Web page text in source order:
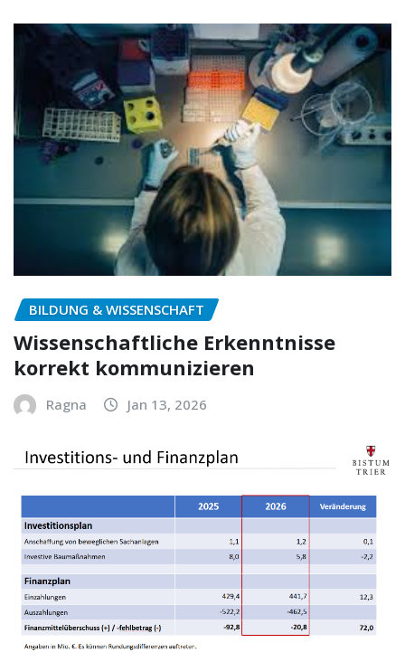
BILDUNG & WISSENSCHAFT
Wissenschaftliche Erkenntnisse
korrekt kommunizieren
Ragna Jan 13, 2026